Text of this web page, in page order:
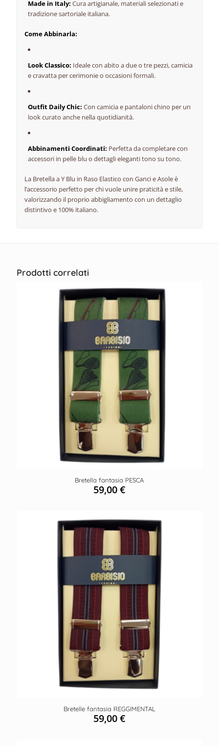
Made in Italy: Cura artigianale, materiali selezionati e
tradizione sartoriale italiana.
Come Abbinarla:
Look Classico: Ideale con abito a due o tre pezzi, camicia
e cravatta per cerimonie o occasioni formali.
Outfit Daily Chic: Con camicia e pantaloni chino per un
look curato anche nella quotidianità.
Abbinamenti Coordinati: Perfetta da completare con
accessori in pelle blu o dettagli eleganti tono su tono.
La Bretella a Y Blu in Raso Elastico con Ganci e Asole è
l’accessorio perfetto per chi vuole unire praticità e stile,
valorizzando il proprio abbigliamento con un dettaglio
distintivo e 100% italiano.
Prodotti correlati
Bretella fantasia PESCA
59,00€
Bretelle fantasia REGGIMENTAL
59,00€